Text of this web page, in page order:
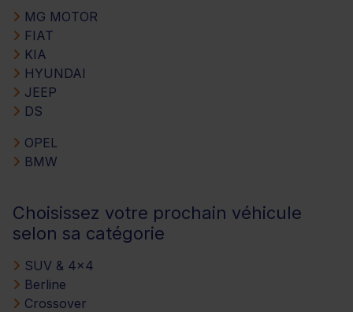
MG MOTOR
FIAT
KIA
HYUNDAI
JEEP
DS
OPEL
BMW
Choisissez votre prochain véhicule
selon sa catégorie
SUV & 4x4
Berline
Crossover